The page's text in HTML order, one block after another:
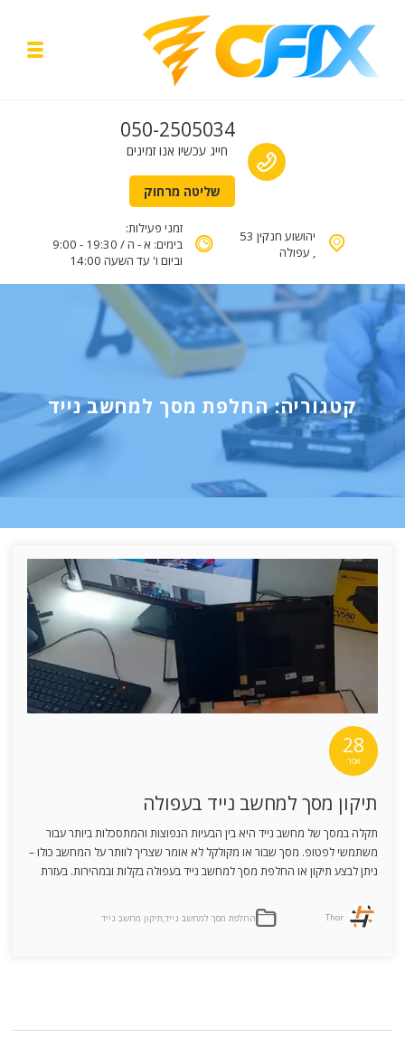
Call us
050-2505034
חייג עכשיו אנו זמינים
שליטה מרחוק
יהושוע חנקין 53
, עפולה
זמני פעילות:
בימים: א - ה / 19:30 - 9:00
וביום ו' עד השעה 14:00
קטגוריה:החלפת מסך למחשב נייד
28
אפר
תיקון מסך למחשב נייד בעפולה
תקלה במסך של מחשב נייד היא בין הבעיות הנפוצות והמתסכלות ביותר עבור
משתמשי לפטופ. מסך שבור או מקולקל לא אומר שצריך לוותר על המחשב כולו –
ניתן לבצע תיקון או החלפת מסך למחשב נייד בעפולה בקלות ובמהירות. בעזרת
הנייד לשימוש תקין וליהנות שוב מתצוגה […]
Thor
Posted inהחלפת מסך למחשב נייד,תיקון מחשב נייד